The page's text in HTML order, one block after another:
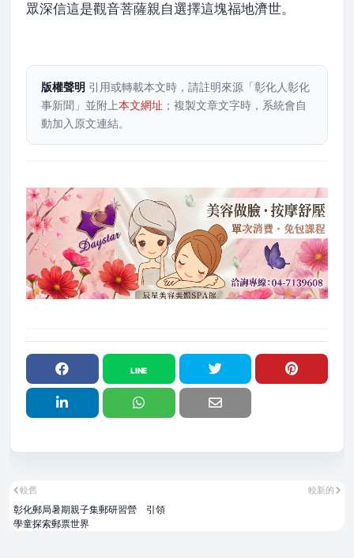
眾深信這是觀音菩薩親自選擇這塊福地濟世。
版權聲明 引用或轉載本文時，請註明來源「彰化人彰化
事新聞」並附上本文網址 ；複製文章文字時，系統會自
動加入原文連結。
較新的
較舊
彰化郵局暑期親子集郵研習營 引領
學童探索郵票世界